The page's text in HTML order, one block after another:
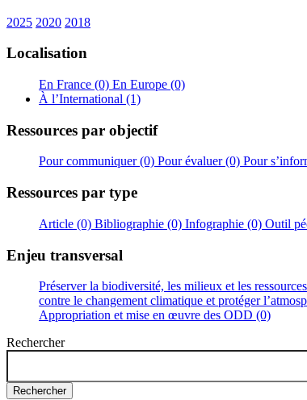
2025 2020 2018
Localisation
En France (0) En Europe (0)
À l’International (1)
Ressources par objectif
Pour communiquer (0) Pour évaluer (0) Pour
Ressources par type
Article (0) Bibliographie (0) Infographie (0) Outil
Enjeu transversal
Préserver la biodiversité, les milieux et les
contre le changement climatique et protéger
Appropriation et mise en œuvre des ODD (0)
Rechercher
Rechercher